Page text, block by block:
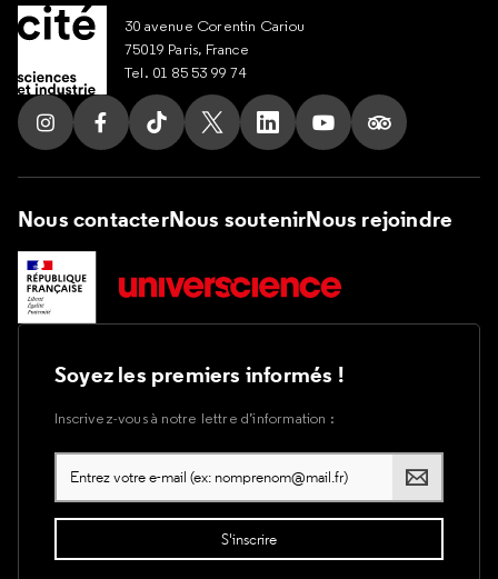
30 avenue Corentin Cariou
75019 Paris, France
Tel. 01 85 53 99 74
Suivez nous sur Instagram
Suivez nous sur Facebook
Suivez nous sur Tik Tok
Suivez nous sur X
Suivez nous sur LinkedIn
Suivez nous sur
Suivez nous
Nous contacterNous soutenirNous rejoindre
Soyez les premiers informés !
Inscrivez-vous à notre lettre d’information :